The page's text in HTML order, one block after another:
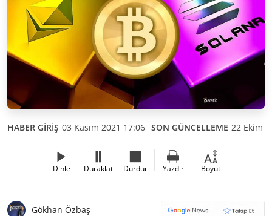
HABER GİRİŞ 03 Kasım 2021 17:06 SON GÜNCELLEME 22 Ekim
Dinle Duraklat Durdur Yazdır Boyut
Gökhan Özbaş